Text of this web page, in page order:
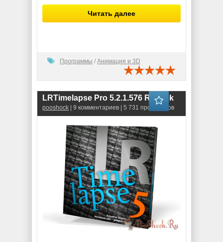
Читать далее
Программы / Анимация и 3D
LRTimelapse Pro 5.2.1.576 RePack
pooshock | 9 комментариев | 5 731 просмотров